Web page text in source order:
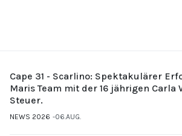
Cape 31 - Scarlino: Spektakulärer
Maris Team mit der 16 jährigen Carla
Steuer.
NEWS 2026 06.AUG.